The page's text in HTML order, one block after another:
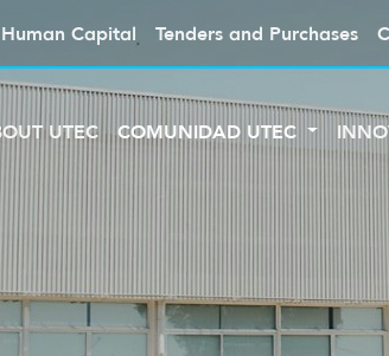
Human Capital Tenders and Purchases
UTEC COMUNIDAD UTEC